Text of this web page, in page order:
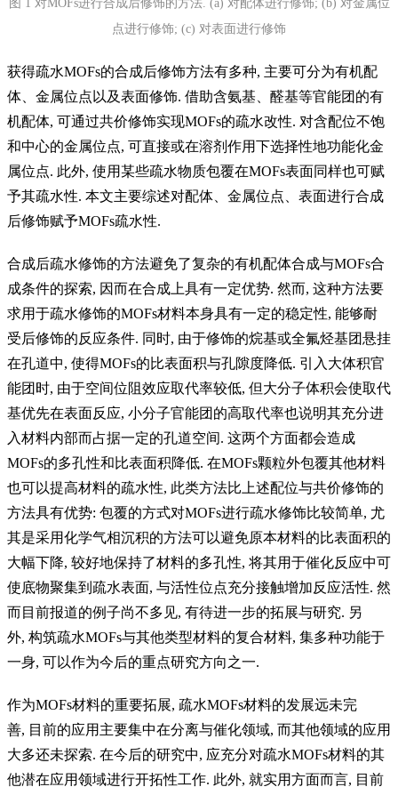
图 对MOFs进行合成后修饰的方法. (a) 对配体进行修饰; (b) 对金属位
点进行修饰; (c) 对表面进行修饰
获得疏水MOFs的合成后修饰方法有多种, 主要可分为有机配
体、金属位点以及表面修饰. 借助含氨基、醛基等官能团的有
机配体, 可通过共价修饰实现MOFs的疏水改性. 对含配位不饱
和中心的金属位点, 可直接或在溶剂作用下选择性地功能化金
属位点. 此外, 使用某些疏水物质包覆在MOFs表面同样也可赋
予其疏水性. 本文主要综述对配体、金属位点、表面进行合成
后修饰赋予MOFs疏水性.
合成后疏水修饰的方法避免了复杂的有机配体合成与MOFs合
成条件的探索, 因而在合成上具有一定优势. 然而, 这种方法要
求用于疏水修饰的MOFs材料本身具有一定的稳定性, 能够耐
受后修饰的反应条件. 同时, 由于修饰的烷基或全氟烃基团悬挂
在孔道中, 使得MOFs的比表面积与孔隙度降低. 引入大体积官
能团时, 由于空间位阻效应取代率较低, 但大分子体积会使取代
基优先在表面反应, 小分子官能团的高取代率也说明其充分进
入材料内部而占据一定的孔道空间. 这两个方面都会造成
MOFs的多孔性和比表面积降低. 在MOFs颗粒外包覆其他材料
也可以提高材料的疏水性, 此类方法比上述配位与共价修饰的
方法具有优势: 包覆的方式对MOFs进行疏水修饰比较简单, 尤
其是采用化学气相沉积的方法可以避免原本材料的比表面积的
大幅下降, 较好地保持了材料的多孔性, 将其用于催化反应中可
使底物聚集到疏水表面, 与活性位点充分接触增加反应活性. 然
而目前报道的例子尚不多见, 有待进一步的拓展与研究. 另
外, 构筑疏水MOFs与其他类型材料的复合材料, 集多种功能于
一身, 可以作为今后的重点研究方向之一.
作为MOFs材料的重要拓展, 疏水MOFs材料的发展远未完
善, 目前的应用主要集中在分离与催化领域, 而其他领域的应用
大多还未探索. 在今后的研究中, 应充分对疏水MOFs材料的其
他潜在应用领域进行开拓性工作. 此外, 就实用方面而言, 目前